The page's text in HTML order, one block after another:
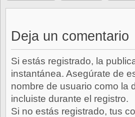
Deja un comentario
Si estás registrado, la
instantánea. Asegúrate de
nombre de usuario como la
incluiste durante el registro.
Si no estás registrado, tus